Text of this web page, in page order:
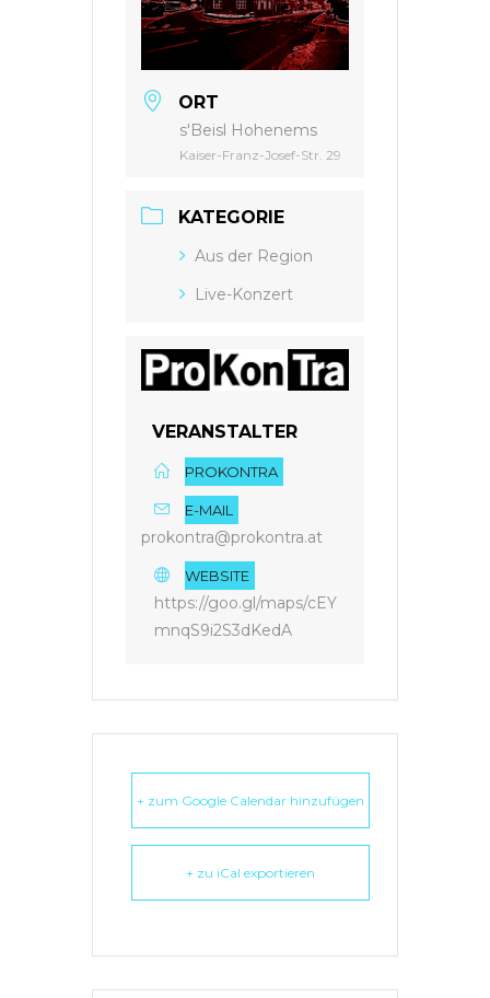
ORT
s'Beisl Hohenems
Kaiser-Franz-Josef-Str. 29
KATEGORIE
Aus der Region
Live-Konzert
VERANSTALTER
PROKONTRA
E-MAIL
prokontra@prokontra.at
WEBSITE
https://goo.gl/maps/cEY
mnqS9i2S3dKedA
+ zum Google Calendar hinzufügen
+ zu iCal exportieren